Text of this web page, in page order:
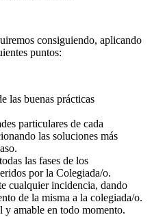
consiguiendo, aplicando
puntos:
las buenas prácticas
particulares de cada
las soluciones más
las fases de los
por la Colegiada/o.
cualquier incidencia, dando
de la misma a la colegiada/o.
y amable en todo momento.